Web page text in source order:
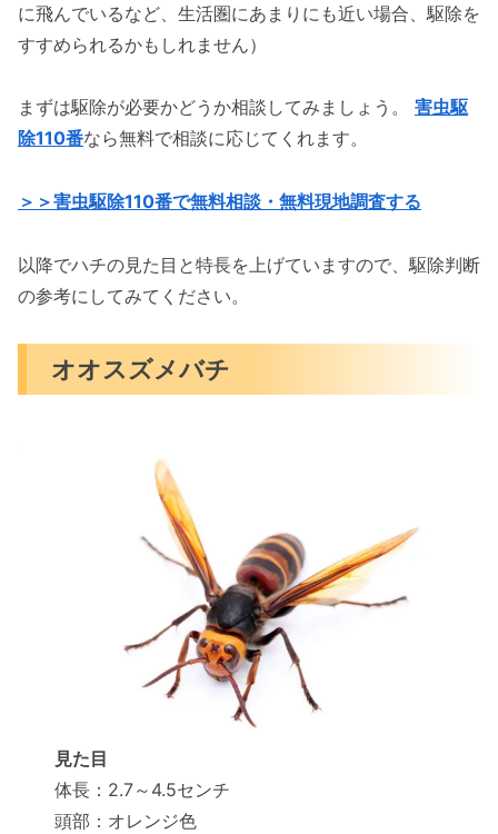
に飛んでいるなど、生活圏にあまりにも近い場合、駆除を
すすめられるかもしれません）
まずは駆除が必要かどうか相談してみましょう。 害虫駆
除110番なら無料で相談に応じてくれます。
＞＞害虫駆除110番で無料相談・無料現地調査する
以降でハチの見た目と特長を上げていますので、駆除判断
の参考にしてみてください。
オオスズメバチ
見た目
体長：2.7～4.5センチ
頭部：オレンジ色